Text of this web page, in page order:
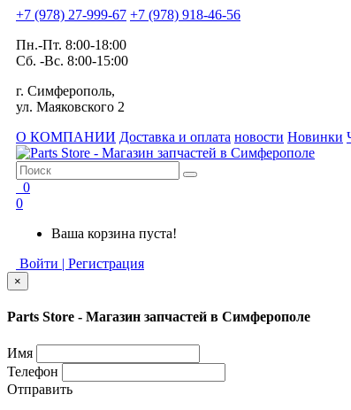
+7 (978) 27-999-67 +7 (978) 918-46-56
Пн.-Пт. 8:00-18:00
Сб. -Вс. 8:00-15:00
г. Симферополь,
ул. Маяковского 2
О КОМПАНИИ Доставка и оплата новости Новинки
0
0
Ваша корзина пуста!
Войти | Регистрация
×
Parts Store - Магазин запчастей в Симферополе
Имя
Телефон
Отправить